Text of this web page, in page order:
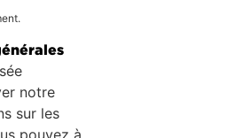
notre
sur les